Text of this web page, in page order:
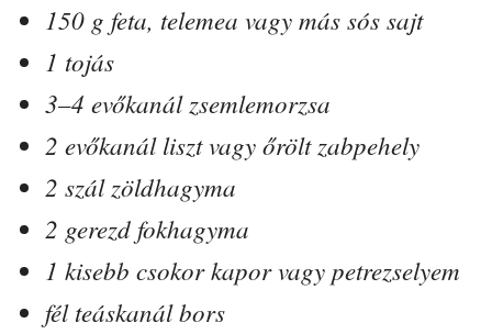
150 g feta, telemea vagy más sós sajt
1 tojás
3–4 evőkanál zsemlemorzsa
2 evőkanál liszt vagy őrölt zabpehely
2 szál zöldhagyma
2 gerezd fokhagyma
1 kisebb csokor kapor vagy petrezselyem
fél teáskanál bors